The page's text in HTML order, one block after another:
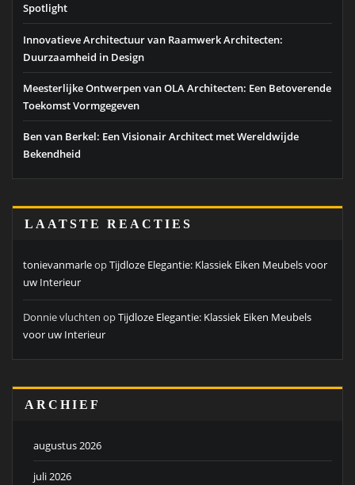
Spotlight
Innovatieve Architectuur van Raamwerk Architecten:
Duurzaamheid in Design
Meesterlijke Ontwerpen van OLA Architecten: Een Betoverende
Toekomst Vormgegeven
Ben van Berkel: Een Visionair Architect met Wereldwijde
Bekendheid
LAATSTE REACTIES
tonievanmarleopTijdloze Elegantie: Klassiek Eiken Meubels voor
uw Interieur
Donnie vluchten opTijdloze Elegantie: Klassiek Eiken Meubels
voor uw Interieur
ARCHIEF
augustus 2026
juli 2026